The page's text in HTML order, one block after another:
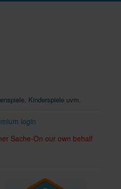
Kinderspiele uvm.
login
Sache-On our own behalf